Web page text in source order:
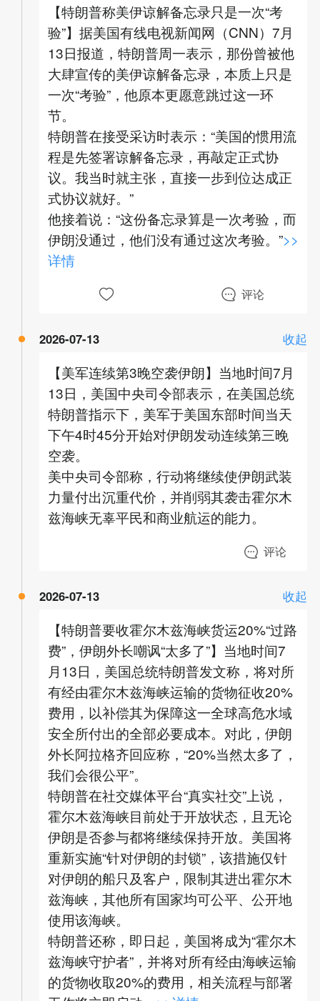
【特朗普称美伊谅解备忘录只是一次“考
验”】据美国有线电视新闻网（CNN）7月
13日报道，特朗普周一表示，那份曾被他
大肆宣传的美伊谅解备忘录，本质上只是
一次“考验”，他原本更愿意跳过这一环
节。
特朗普在接受采访时表示：“美国的惯用流
程是先签署谅解备忘录，再敲定正式协
议。我当时就主张，直接一步到位达成正
式协议就好。”
他接着说：“这份备忘录算是一次考验，而
伊朗没通过，他们没有通过这次考验。”>>
详情
评论
2026-07-13 收起
【美军连续第3晚空袭伊朗】当地时间7月
13日，美国中央司令部表示，在美国总统
特朗普指示下，美军于美国东部时间当天
下午4时45分开始对伊朗发动连续第三晚
空袭。
美中央司令部称，行动将继续使伊朗武装
力量付出沉重代价，并削弱其袭击霍尔木
兹海峡无辜平民和商业航运的能力。
评论
2026-07-13 收起
【特朗普要收霍尔木兹海峡货运20%“过路
费”，伊朗外长嘲讽“太多了”】当地时间7
月13日，美国总统特朗普发文称，将对所
有经由霍尔木兹海峡运输的货物征收20%
费用，以补偿其为保障这一全球高危水域
安全所付出的全部必要成本。对此，伊朗
外长阿拉格齐回应称，“20%当然太多了，
我们会很公平”。
特朗普在社交媒体平台“真实社交”上说，
霍尔木兹海峡目前处于开放状态，且无论
伊朗是否参与都将继续保持开放。美国将
重新实施“针对伊朗的封锁”，该措施仅针
对伊朗的船只及客户，限制其进出霍尔木
兹海峡，其他所有国家均可公平、公开地
使用该海峡。
特朗普还称，即日起，美国将成为“霍尔木
兹海峡守护者”，并将对所有经由海峡运输
的货物收取20%的费用，相关流程与部署